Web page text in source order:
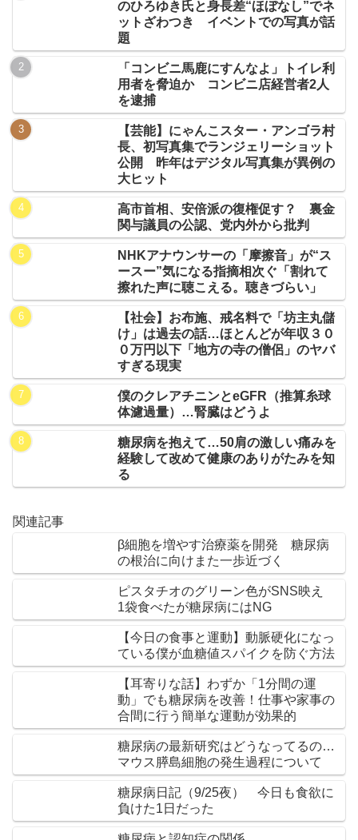
のひろゆき氏と身長差“ほぼなし”でネ
ットざわつき イベントでの写真が話
題
「コンビニ馬鹿にすんなよ」トイレ利
用者を脅迫か コンビニ店経営者2人
を逮捕
【芸能】にゃんこスター・アンゴラ村
長、初写真集でランジェリーショット
公開 昨年はデジタル写真集が異例の
大ヒット
高市首相、安倍派の復権促す？ 裏金
関与議員の公認、党内外から批判
NHKアナウンサーの「摩擦音」が“ス
ースー”気になる指摘相次ぐ「割れて
擦れた声に聴こえる。聴きづらい」
【社会】お布施、戒名料で「坊主丸儲
け」は過去の話…ほとんどが年収３０
０万円以下「地方の寺の僧侶」のヤバ
すぎる現実
僕のクレアチニンとeGFR（推算糸球
体濾過量）…腎臓はどうよ
糖尿病を抱えて…50肩の激しい痛みを
経験して改めて健康のありがたみを知
る
関連記事
β細胞を増やす治療薬を開発 糖尿病
の根治に向けまた一歩近づく
ピスタチオのグリーン色がSNS映え
1袋食べたが糖尿病にはNG
【今日の食事と運動】動脈硬化になっ
ている僕が血糖値スパイクを防ぐ方法
【耳寄りな話】わずか「1分間の運
動」でも糖尿病を改善！仕事や家事の
合間に行う簡単な運動が効果的
糖尿病の最新研究はどうなってるの…
マウス膵島細胞の発生過程について
糖尿病日記（9/25夜） 今日も食欲に
負けた1日だった